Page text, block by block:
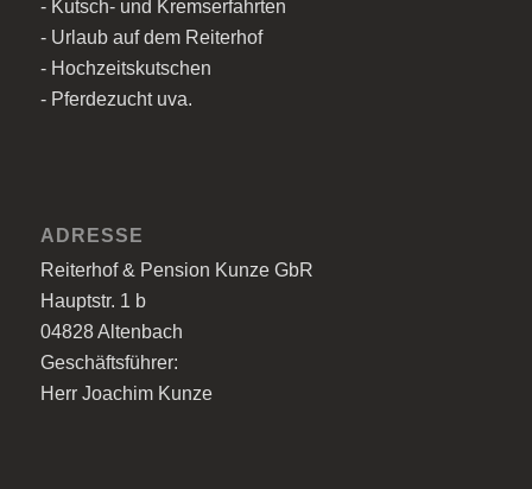
- Kutsch- und Kremserfahrten
- Urlaub auf dem Reiterhof
- Hochzeitskutschen
- Pferdezucht uva.
ADRESSE
Reiterhof & Pension Kunze GbR
Hauptstr. 1 b
04828 Altenbach
Geschäftsführer:
Herr Joachim Kunze